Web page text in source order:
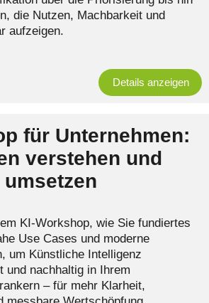
die Nutzen, Machbarkeit und
aufzeigen.
Details anzeigen
für Unternehmen:
verstehen und
KI‑Workshop, wie Sie fundiertes
Use Cases und moderne
um Künstliche Intelligenz
und nachhaltig in Ihrem
– für mehr Klarheit,